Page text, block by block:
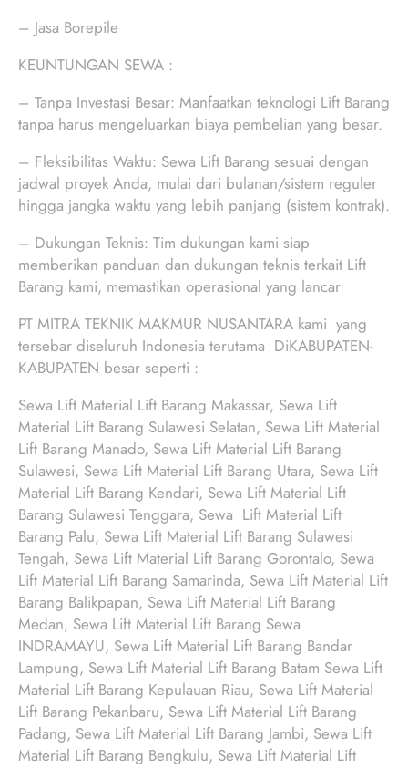
– Jasa Borepile
KEUNTUNGAN SEWA :
– Tanpa Investasi Besar: Manfaatkan teknologi Lift Barang
tanpa harus mengeluarkan biaya pembelian yang besar.
– Fleksibilitas Waktu: Sewa Lift Barang sesuai dengan
jadwal proyek Anda, mulai dari bulanan/sistem reguler
hingga jangka waktu yang lebih panjang (sistem kontrak).
– Dukungan Teknis: Tim dukungan kami siap
memberikan panduan dan dukungan teknis terkait Lift
Barang kami, memastikan operasional yang lancar
PT MITRA TEKNIK MAKMUR NUSANTARA kami yang
tersebar diseluruh Indonesia terutama DiKABUPATEN-
KABUPATEN besar seperti :
Sewa Lift Material Lift Barang Makassar, Sewa Lift
Material Lift Barang Sulawesi Selatan, Sewa Lift Material
Lift Barang Manado, Sewa Lift Material Lift Barang
Sulawesi, Sewa Lift Material Lift Barang Utara, Sewa Lift
Material Lift Barang Kendari, Sewa Lift Material Lift
Barang Sulawesi Tenggara, Sewa Lift Material Lift
Barang Palu, Sewa Lift Material Lift Barang Sulawesi
Tengah, Sewa Lift Material Lift Barang Gorontalo, Sewa
Lift Material Lift Barang Samarinda, Sewa Lift Material Lift
Barang Balikpapan, Sewa Lift Material Lift Barang
Medan, Sewa Lift Material Lift Barang Sewa
INDRAMAYU, Sewa Lift Material Lift Barang Bandar
Lampung, Sewa Lift Material Lift Barang Batam Sewa Lift
Material Lift Barang Kepulauan Riau, Sewa Lift Material
Lift Barang Pekanbaru, Sewa Lift Material Lift Barang
Padang, Sewa Lift Material Lift Barang Jambi, Sewa Lift
Material Lift Barang Bengkulu, Sewa Lift Material Lift